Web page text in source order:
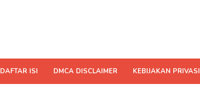
DAFTAR ISI DMCA DISCLAIMER KEBIJAKAN PRIVASI